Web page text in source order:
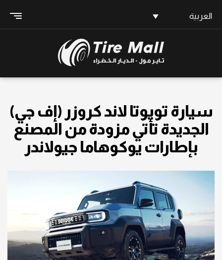
العربية
سيارة تويوتا لاند كروزر (إف جي)
الجديدة تأتي مزودة من المصنع
بإطارات يوكوهاما جيولاندر